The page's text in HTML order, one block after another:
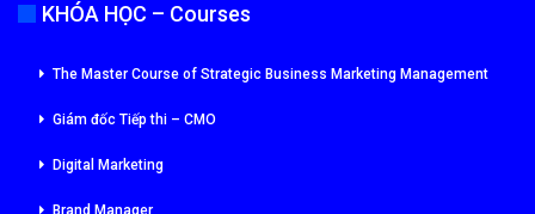
KHÓA HỌC – Courses
The Master Course of Strategic Business Marketing Management
Giám đốc Tiếp thi – CMO
Digital Marketing